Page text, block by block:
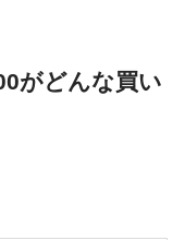
がどんな買い